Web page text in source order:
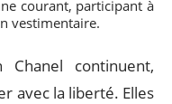
courant, participant à
vestimentaire.
continuent,
avec la liberté. Elles